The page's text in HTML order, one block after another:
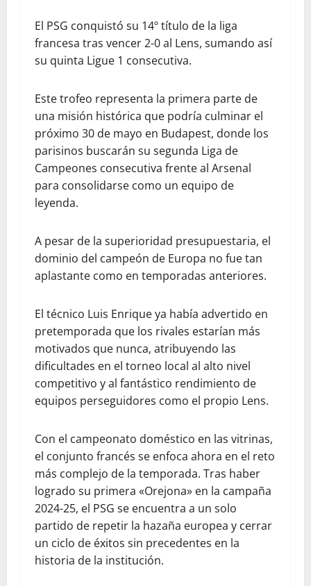
El PSG conquistó su 14º título de la liga
francesa tras vencer 2-0 al Lens, sumando así
su quinta Ligue 1 consecutiva.
Este trofeo representa la primera parte de
una misión histórica que podría culminar el
próximo 30 de mayo en Budapest, donde los
parisinos buscarán su segunda Liga de
Campeones consecutiva frente al Arsenal
para consolidarse como un equipo de
leyenda.
A pesar de la superioridad presupuestaria, el
dominio del campeón de Europa no fue tan
aplastante como en temporadas anteriores.
El técnico Luis Enrique ya había advertido en
pretemporada que los rivales estarían más
motivados que nunca, atribuyendo las
dificultades en el torneo local al alto nivel
competitivo y al fantástico rendimiento de
equipos perseguidores como el propio Lens.
Con el campeonato doméstico en las vitrinas,
el conjunto francés se enfoca ahora en el reto
más complejo de la temporada. Tras haber
logrado su primera «Orejona» en la campaña
2024-25, el PSG se encuentra a un solo
partido de repetir la hazaña europea y cerrar
un ciclo de éxitos sin precedentes en la
historia de la institución.